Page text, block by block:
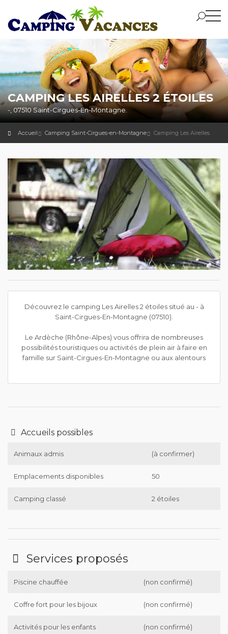
CAMPING LES AIRELLES 2 ÉTOILES
-, 07510 Saint-Cirgues-En-Montagne.
Accueil Camping Saint-Cirgues-en-Montagne Camping Les Airelles
Découvrez le camping Les Airelles 2 étoiles situé au - à
Saint-Cirgues-En-Montagne (07510).
Le Ardèche (Rhône-Alpes) vous offrira de nombreuses
possibilités touristiques ou activités de plein air à faire en
famille sur Saint-Cirgues-En-Montagne ou aux alentours
Accueils possibles
Animaux admis (à confirmer)
Emplacements disponibles 50
Camping classé 2 étoiles
Services proposés
Piscine chauffée (non confirmé)
Coffre fort pour les bijoux (non confirmé)
Activités pour les enfants (non confirmé)